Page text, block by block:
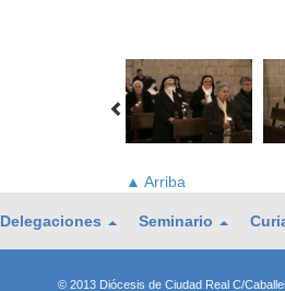
▲ Arriba
Delegaciones Seminario
© 2013 Diócesis de Ciudad Real C/